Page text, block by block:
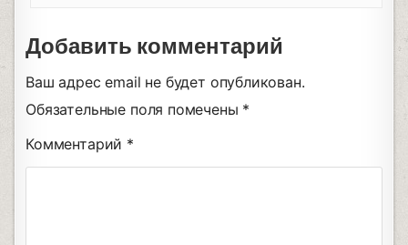
Добавить комментарий
Ваш адрес email не будет опубликован.
Обязательные поля помечены *
Комментарий *